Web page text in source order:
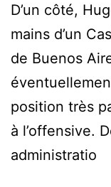
D’un côté,
mains d’un
de Buenos
position très
à l’offensive.
administratio